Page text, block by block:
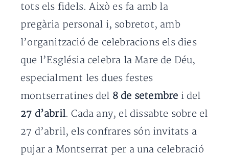
tots els fidels. Això es fa amb la
pregària personal i, sobretot, amb
l’organització de celebracions els dies
que l’Església celebra la Mare de Déu,
especialment les dues festes
montserratines del 8 de setembre i del
27 d’abril. Cada any, el dissabte sobre el
27 d’abril, els confrares són invitats a
pujar a Montserrat per a una celebració